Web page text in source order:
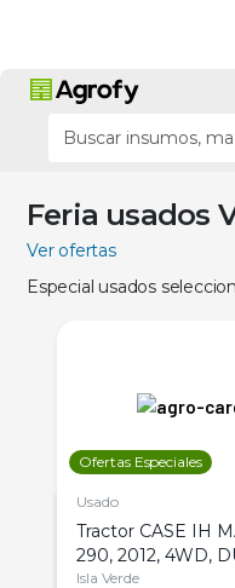
Feria usados
Ver ofertas
Especial usados
Ofertas Especiales
Usado
Tractor CASE IH
290, 2012, 4WD,
Isla Verde